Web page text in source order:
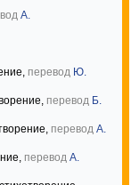
А.
перевод Ю.
перевод Б.
перевод А.
перевод А.